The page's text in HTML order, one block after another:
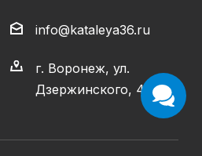
info@kataleya36.ru
г. Воронеж, ул.
Дзержинского, 4